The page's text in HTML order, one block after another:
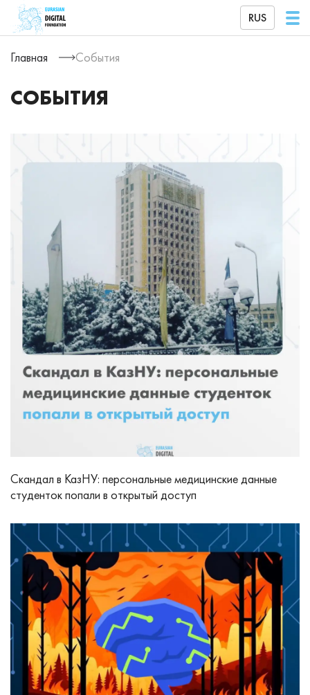
RUS
Главная События
СОБЫТИЯ
Скандал в КазНУ: персональные медицинские данные
студенток попали в открытый доступ